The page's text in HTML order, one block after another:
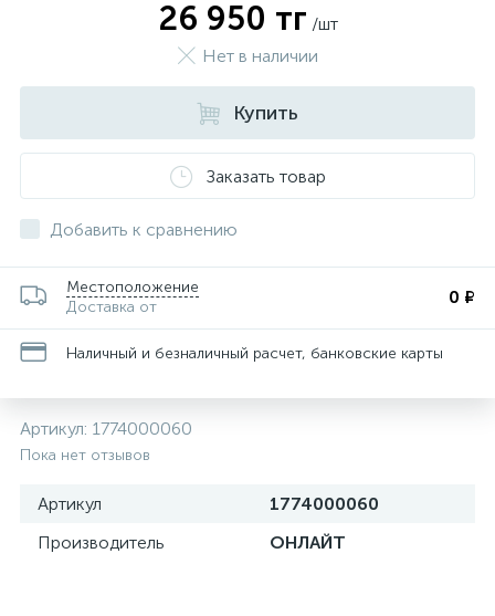
26 950 тг /шт
Нет в наличии
Купить
Заказать товар
Добавить к сравнению
Местоположение
Доставка от
0 ₽
Наличный и безналичный расчет, банковские карты
Артикул: 1774000060
Пока нет отзывов
Артикул
1774000060
Производитель
ОНЛАЙТ